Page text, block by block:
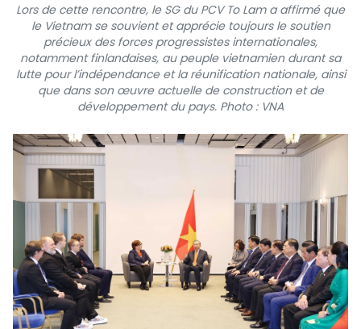
Lors de cette rencontre, le SG du PCV To Lam a affirmé que
le Vietnam se souvient et apprécie toujours le soutien
précieux des forces progressistes internationales,
notamment finlandaises, au peuple vietnamien durant sa
lutte pour l’indépendance et la réunification nationale, ainsi
que dans son œuvre actuelle de construction et de
développement du pays. Photo : VNA